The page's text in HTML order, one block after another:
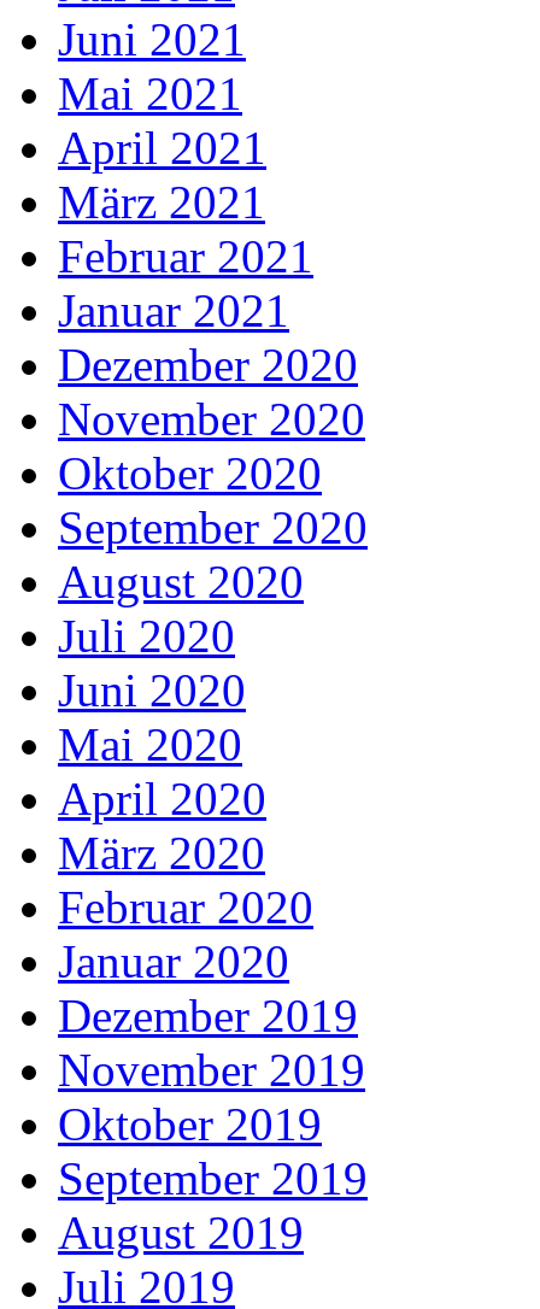
Juni 2021
Mai 2021
April 2021
März 2021
Februar 2021
Januar 2021
Dezember 2020
November 2020
Oktober 2020
September 2020
August 2020
Juli 2020
Juni 2020
Mai 2020
April 2020
März 2020
Februar 2020
Januar 2020
Dezember 2019
November 2019
Oktober 2019
September 2019
August 2019
Juli 2019